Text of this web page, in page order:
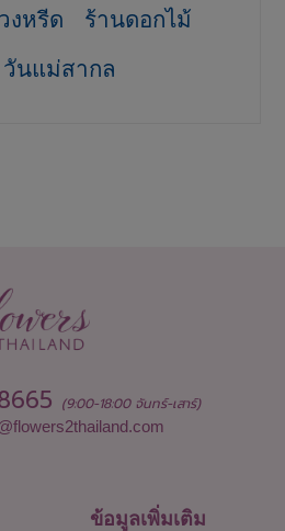
งหรีด ร้านดอกไม้
วันแม่สากล
(9:00-18:00 จันทร์-เสาร์)
ข้อมูลเพิ่มเติม